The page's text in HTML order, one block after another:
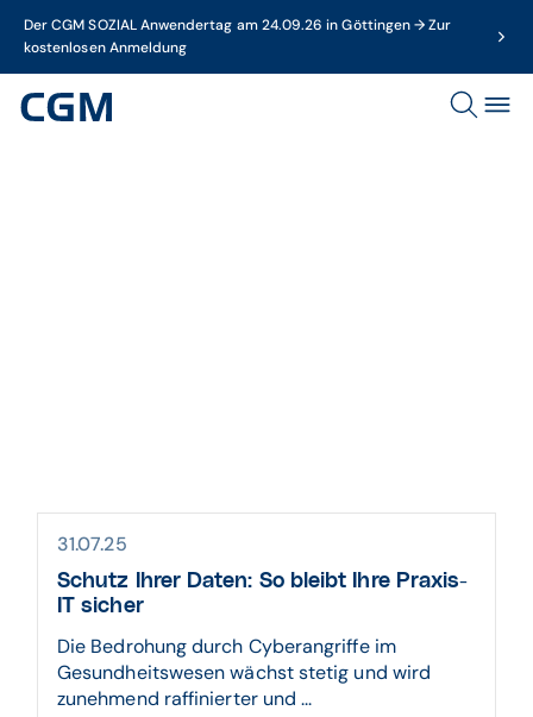
Der CGM SOZIAL Anwendertag am 24.09.26 in Göttingen → Zur
kostenlosen Anmeldung
31.07.25
Schutz Ihrer Daten: So bleibt Ihre Praxis-
IT sicher
Die Bedrohung durch Cyberangriffe im
Gesundheitswesen wächst stetig und wird
zunehmend raffinierter und ...